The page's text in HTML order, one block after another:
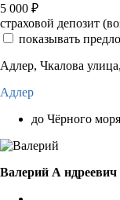
5 000 ₽
страховой депозит
показывать
Адлер, Чкалова
Адлер
до Чёрного
Валерий А ндреевич